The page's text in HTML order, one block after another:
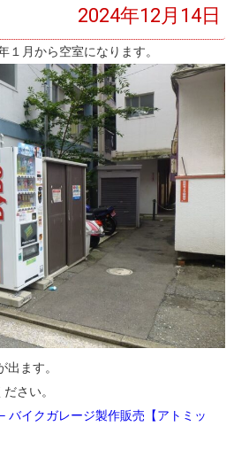
2024年12月14日
１月から空室になります。
出ます。
さい。
イクガレージ製作販売【アトミッ